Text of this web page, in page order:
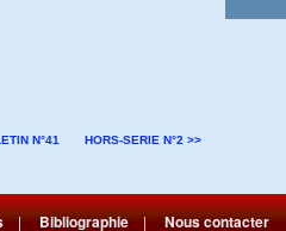
N°41 HORS-SERIE N°2 >>
| Bibliographie | Nous contacter